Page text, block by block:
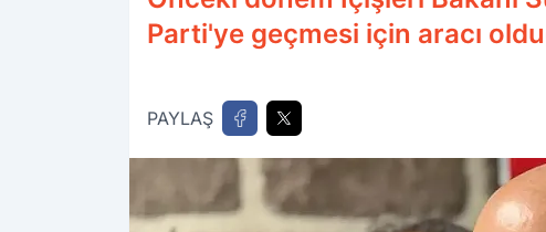
Parti'ye geçmesi için aracı
PAYLAŞ